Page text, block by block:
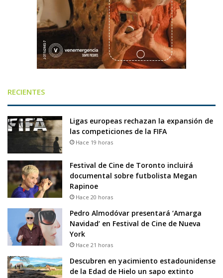
RECIENTES
Ligas europeas rechazan la expansión de
las competiciones de la FIFA
Hace 19 horas
Festival de Cine de Toronto incluirá
documental sobre futbolista Megan
Rapinoe
Hace 20 horas
Pedro Almodóvar presentará ‘Amarga
Navidad’ en Festival de Cine de Nueva
York
Hace 21 horas
Descubren en yacimiento estadounidense
de la Edad de Hielo un sapo extinto